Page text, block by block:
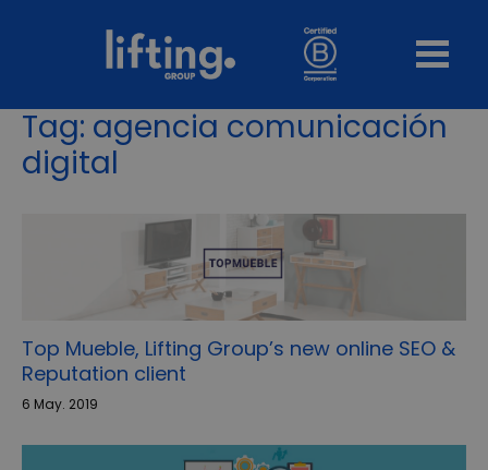
Tag: agencia comunicación
digital
Top Mueble, Lifting Group’s new online SEO &
Reputation client
6 May. 2019